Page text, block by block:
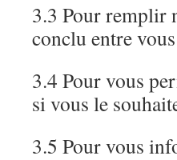
3.3 Pour remplir
conclu entre
3.4 Pour vous
si vous le
3.5 Pour vous